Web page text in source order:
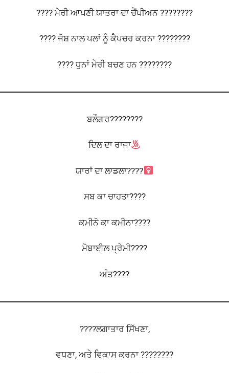
???? ਮੇਰੀ ਆਪਣੀ ਯਾਤਰਾ ਦਾ ਚੈਂਪੀਅਨ ????????
???? ਜੋਸ਼ ਨਾਲ ਪਲਾਂ ਨੂੰ ਕੈਪਚਰ ਕਰਨਾ ????????
???? ਧੁਨਾਂ ਮੇਰੀ ਬਚਣ ਹਨ ????????
ਬਲੌਗਰ????‍????
ਦਿਲ ਦਾ ਰਾਜਾ
ਯਾਰਾਂ ਦਾ ਲਾਡਲਾ????‍
ਸਬ ਕਾ ਚਾਹਤਾ????
ਕਮੀਨੋ ਕਾ ਕਮੀਨਾ????
ਮੋਬਾਈਲ ਪ੍ਰੇਮੀ????
ਅੰਤ????
????ਲਗਾਤਾਰ ਸਿੱਖਣਾ,
ਵਧਣਾ, ਅਤੇ ਵਿਕਾਸ ਕਰਨਾ ????????